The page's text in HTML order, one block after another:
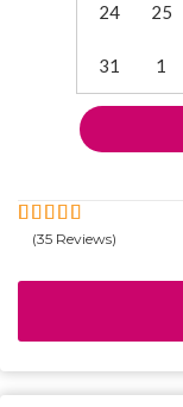
24 25
31 1
4.69Fuera
(35 Reviews)